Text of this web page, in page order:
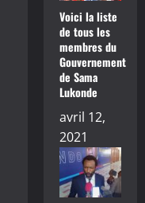
Voici la liste
de tous les
membres du
Gouvernement
de Sama
Lukonde
avril 12,
2021